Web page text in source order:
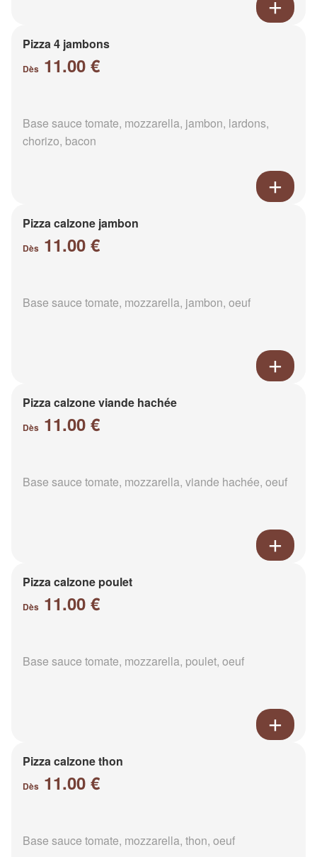
Pizza 4 jambons
Dès 11.00 €
Base sauce tomate, mozzarella, jambon, lardons,
chorizo, bacon
Pizza calzone jambon
Dès 11.00 €
Base sauce tomate, mozzarella, jambon, oeuf
Pizza calzone viande hachée
Dès 11.00 €
Base sauce tomate, mozzarella, viande hachée, oeuf
Pizza calzone poulet
Dès 11.00 €
Base sauce tomate, mozzarella, poulet, oeuf
Pizza calzone thon
Dès 11.00 €
Base sauce tomate, mozzarella, thon, oeuf